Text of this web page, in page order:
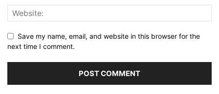
Save my name, email, and website in this browser for the
next time I comment.